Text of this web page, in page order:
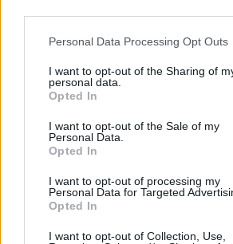
Personal Data Processing Opt Outs
I want to opt-out of the Sharing of
personal data.
Opted In
I want to opt-out of the Sale of my
Personal Data.
Opted In
I want to opt-out of processing my
Personal Data for Targeted
Opted In
I want to opt-out of Collection, Use,
Ειδήσεις 5-8-2026